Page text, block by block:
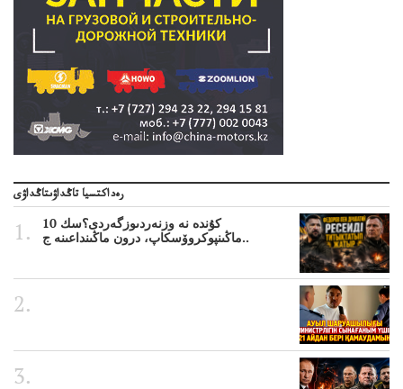
رەداكتسيا تاڭداۋىتاڭداۋى
10 كۇندە نە وزنەردىوزگەردى؟سك
ماڭىنپوكروۆسكاپ، درون ماڭىنداعىنە ج..